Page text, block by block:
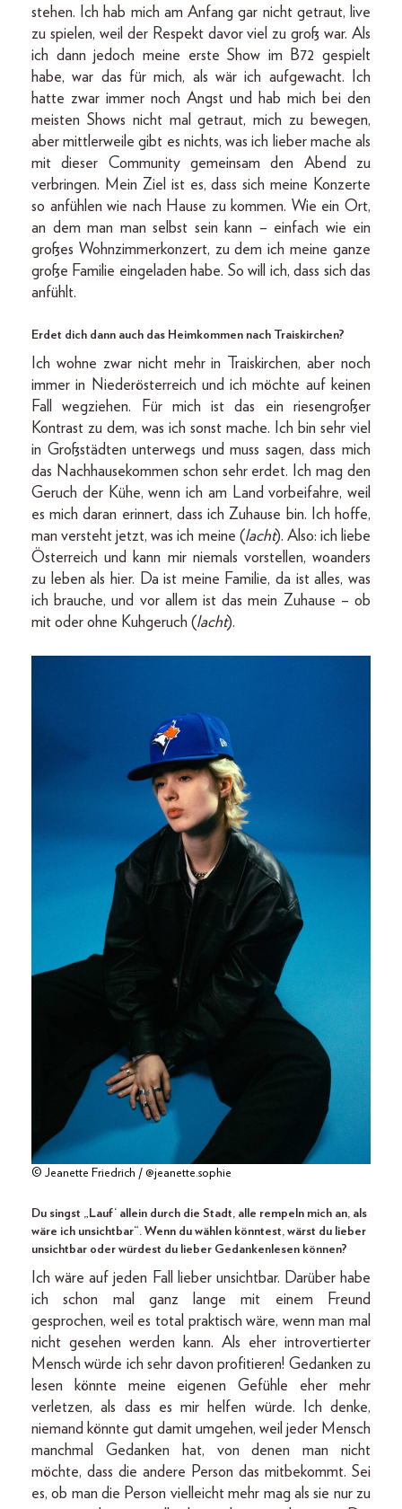
stehen. Ich hab mich am Anfang gar nicht getraut, live
zu spielen, weil der Respekt davor viel zu groß war. Als
ich dann jedoch meine erste Show im B72 gespielt
habe, war das für mich, als wär ich aufgewacht. Ich
hatte zwar immer noch Angst und hab mich bei den
meisten Shows nicht mal getraut, mich zu bewegen,
aber mittlerweile gibt es nichts, was ich lieber mache als
mit dieser Community gemeinsam den Abend zu
verbringen. Mein Ziel ist es, dass sich meine Konzerte
so anfühlen wie nach Hause zu kommen. Wie ein Ort,
an dem man man selbst sein kann – einfach wie ein
großes Wohnzimmerkonzert, zu dem ich meine ganze
große Familie eingeladen habe. So will ich, dass sich das
anfühlt.
Erdet dich dann auch das Heimkommen nach Traiskirchen?
Ich wohne zwar nicht mehr in Traiskirchen, aber noch
immer in Niederösterreich und ich möchte auf keinen
Fall wegziehen. Für mich ist das ein riesengroßer
Kontrast zu dem, was ich sonst mache. Ich bin sehr viel
in Großstädten unterwegs und muss sagen, dass mich
das Nachhausekommen schon sehr erdet. Ich mag den
Geruch der Kühe, wenn ich am Land vorbeifahre, weil
es mich daran erinnert, dass ich Zuhause bin. Ich hoffe,
man versteht jetzt, was ich meine (lacht). Also: ich liebe
Österreich und kann mir niemals vorstellen, woanders
zu leben als hier. Da ist meine Familie, da ist alles, was
ich brauche, und vor allem ist das mein Zuhause – ob
mit oder ohne Kuhgeruch (lacht).
© Jeanette Friedrich / @jeanette.sophie
Du singst „Lauf‘ allein durch die Stadt, alle rempeln mich an, als
wäre ich unsichtbar“. Wenn du wählen könntest, wärst du lieber
unsichtbar oder würdest du lieber Gedankenlesen können?
Ich wäre auf jeden Fall lieber unsichtbar. Darüber habe
ich schon mal ganz lange mit einem Freund
gesprochen, weil es total praktisch wäre, wenn man mal
nicht gesehen werden kann. Als eher introvertierter
Mensch würde ich sehr davon profitieren! Gedanken zu
lesen könnte meine eigenen Gefühle eher mehr
verletzen, als dass es mir helfen würde. Ich denke,
niemand könnte gut damit umgehen, weil jeder Mensch
manchmal Gedanken hat, von denen man nicht
möchte, dass die andere Person das mitbekommt. Sei
es, ob man die Person vielleicht mehr mag als sie nur zu